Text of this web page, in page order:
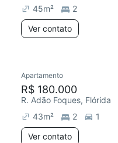
45m²
2
Ver contato
Apartamento
R$ 180.000
R. Adão Foques, Flórida
43m² 2
1
Ver contato